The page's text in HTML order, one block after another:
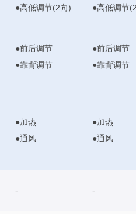
●高低调节(2向)
●高低调节
●前后调节
●靠背调节
●前后调节
●靠背调节
●加热
●通风
●加热
●通风
- -